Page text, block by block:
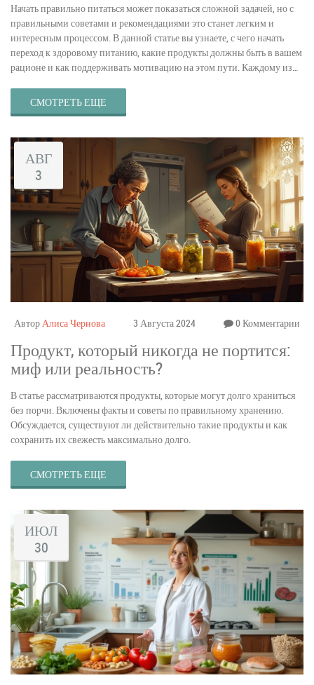
Начать правильно питаться может показаться сложной задачей, но с
правильными советами и рекомендациями это станет легким и
интересным процессом. В данной статье вы узнаете, с чего начать
переход к здоровому питанию, какие продукты должны быть в вашем
рационе и как поддерживать мотивацию на этом пути. Каждому из
самочувствие. Прочитайте статью, чтобы сделать первые шаги к более
здоровой жизни.
СМОТРЕТЬ ЕЩЕ
АВГ
3
АвторАлиса Чернова 3 Августа 2024 0 Комментарии
Продукт, который никогда не портится:
миф или реальность?
В статье рассматриваются продукты, которые могут долго храниться
без порчи. Включены факты и советы по правильному хранению.
Обсуждается, существуют ли действительно такие продукты и как
сохранить их свежесть максимально долго.
СМОТРЕТЬ ЕЩЕ
ИЮЛ
30